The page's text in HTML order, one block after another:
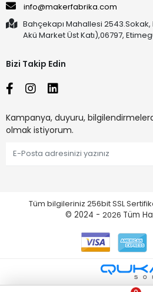
info@makerfabrika.com
Bahçekapı Mahallesi
Akü Market Üst Katı),06797,
Bizi Takip Edin
Kampanya, duyuru,
olmak istiyorum.
Tüm bilgileriniz 256bit SSL
© 2024 - 2026 Tüm